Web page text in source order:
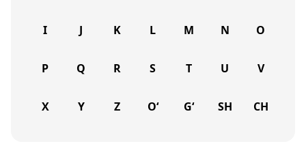
I J K L M N O
P Q R S T U V
X Y Z O‘ G‘ SH CH